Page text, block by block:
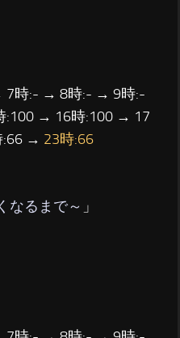
時:- → 8時:- → 9時:-
→ 16時:100 → 17
:66 → 23時:66
なるまで～ 」